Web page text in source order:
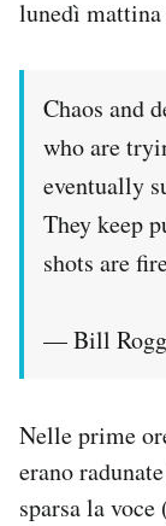
lunedì
Chaos and
who are
eventually
They keep
shots are
— Bill
Nelle prime
erano
sparsa la